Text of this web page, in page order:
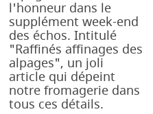
l'honneur dans le
supplément week-end
des échos. Intitulé
"Raffinés affinages des
alpages", un joli
article qui dépeint
notre fromagerie dans
tous ces détails.